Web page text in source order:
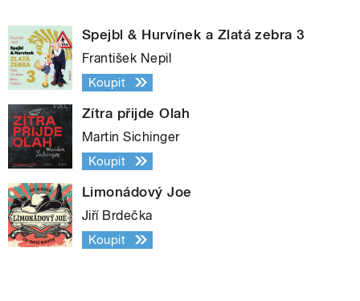
Spejbl & Hurvínek a Zlatá zebra 3
František Nepil
Koupit
Zítra přijde Olah
Martin Sichinger
Koupit
Limonádový Joe
Jiří Brdečka
Koupit